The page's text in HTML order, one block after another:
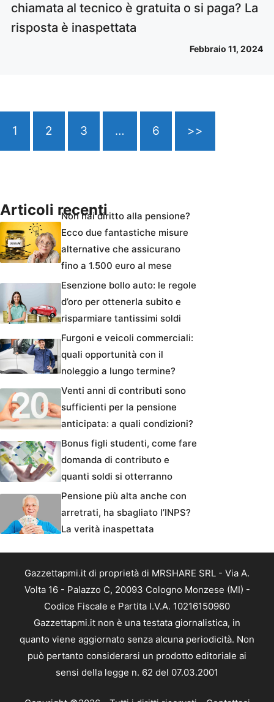
chiamata al tecnico è gratuita o si paga? La
risposta è inaspettata
Febbraio 11, 2024
1 2 3 … 6 >>
Articoli recentiNon hai diritto alla pensione?
Ecco due fantastiche misure
alternative che assicurano
fino a 1.500 euro al mese
Esenzione bollo auto: le regole
d’oro per ottenerla subito e
risparmiare tantissimi soldi
Furgoni e veicoli commerciali:
quali opportunità con il
noleggio a lungo termine?
Venti anni di contributi sono
sufficienti per la pensione
anticipata: a quali condizioni?
Bonus figli studenti, come fare
domanda di contributo e
quanti soldi si otterranno
Pensione più alta anche con
arretrati, ha sbagliato l’INPS?
La verità inaspettata
Gazzettapmi.it di proprietà di MRSHARE SRL - Via A.
Volta 16 - Palazzo C, 20093 Cologno Monzese (MI) -
Codice Fiscale e Partita I.V.A. 10216150960
Gazzettapmi.it non è una testata giornalistica, in
quanto viene aggiornato senza alcuna periodicità. Non
può pertanto considerarsi un prodotto editoriale ai
sensi della legge n. 62 del 07.03.2001